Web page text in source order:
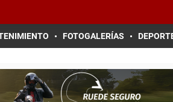
FOTOGALERÍAS